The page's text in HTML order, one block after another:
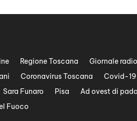
Regione Toscana Giornale
Coronavirus Toscana Covid-19
Sara Funaro Pisa Ad ovest di
Fuoco